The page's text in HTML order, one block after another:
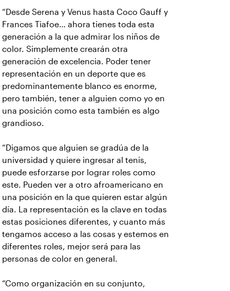
“Desde Serena y Venus hasta Coco Gauff y
Frances Tiafoe… ahora tienes toda esta
generación a la que admirar los niños de
color. Simplemente crearán otra
generación de excelencia. Poder tener
representación en un deporte que es
predominantemente blanco es enorme,
pero también, tener a alguien como yo en
una posición como esta también es algo
grandioso.
“Digamos que alguien se gradúa de la
universidad y quiere ingresar al tenis,
puede esforzarse por lograr roles como
este. Pueden ver a otro afroamericano en
una posición en la que quieren estar algún
día. La representación es la clave en todas
estas posiciones diferentes, y cuanto más
tengamos acceso a las cosas y estemos en
diferentes roles, mejor será para las
personas de color en general.
“Como organización en su conjunto,